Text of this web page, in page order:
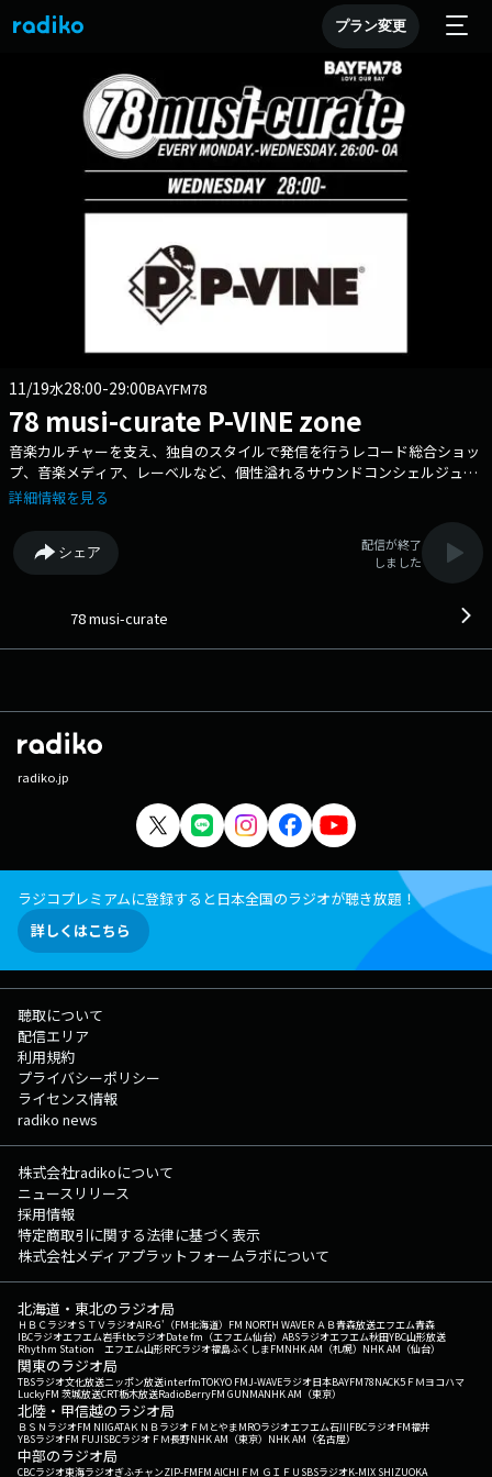
プラン変更
11/19水28:00-29:00BAYFM78
78 musi-curate P-VINE zone
音楽カルチャーを支え、独自のスタイルで発信を行うレコード総合ショッ
プ、音楽メディア、レーベルなど、個性溢れるサウンドコンシェルジュ媒
体とBAYFMがタッグ。独自の視点で「今、そしてこれから」を映し出す、
とその文化を、レコードやCD・DVD、雑誌や書籍を通して紹介してきた、
日本におけるインディーズ音楽シーンの草 分け的存在でもある「P-
VINE」が担当します。 番組宛メール curate@bayfm.co.jp 番組
オンエア楽曲一覧
詳細情報を見る
シェア
配信が終了
しました
78 musi-curate
radiko.jp
ラジコプレミアムに登録すると日本全国のラジオが聴き放題！
詳しくはこちら
聴取について
配信エリア
利用規約
プライバシーポリシー
ライセンス情報
radiko news
株式会社radikoについて
ニュースリリース
採用情報
特定商取引に関する法律に基づく表示
株式会社メディアプラットフォームラボについて
北海道・東北のラジオ局
ＨＢＣラジオＳＴＶラジオAIR-G'（FM北海道） FM NORTH WAVEＲＡＢ青森放送エフエム青森
IBCラジオエフエム岩手tbcラジオDate fm（エフエム仙台） ABSラジオエフエム秋田YBC山形放送
Rhythm Station エフエム山形RFCラジオ福島ふくしまFMNHK AM（札幌） NHK AM（仙台）
関東のラジオ局
TBSラジオ文化放送ニッポン放送interfmTOKYO FMJ-WAVEラジオ日本BAYFM78NACK5 ＦＭヨコハマ
LuckyFM 茨城放送CRT栃木放送RadioBerryFM GUNMANHK AM（東京）
北陸・甲信越のラジオ局
ＢＳＮラジオFM NIIGATAＫＮＢラジオ ＦＭとやまMROラジオエフエム石川FBCラジオFM福井
YBSラジオFM FUJISBCラジオ ＦＭ長野NHK AM（東京） NHK AM（名古屋）
中部のラジオ局
CBCラジオ東海ラジオぎふチャンZIP-FMFM AICHI ＦＭ ＧＩＦＵ SBSラジオK-MIX SHIZUOKA